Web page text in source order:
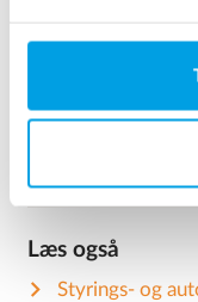
Læs også
Styrings- og